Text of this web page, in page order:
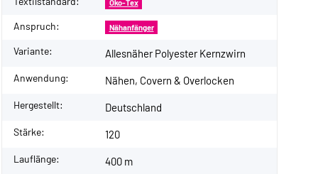
Öko-Tex
Anspruch: Nähanfänger
Variante: Allesnäher Polyester Kernzwirn
Anwendung: Nähen, Covern & Overlocken
Hergestellt: Deutschland
Stärke: 120
Lauflänge: 400 m